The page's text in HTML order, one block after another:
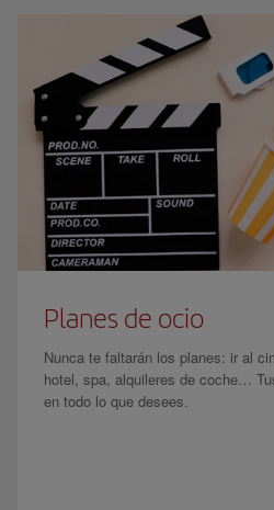
Planes de ocio
Nunca te faltarán los planes: ir al
hotel, spa, alquileres de coche…
en todo lo que desees.